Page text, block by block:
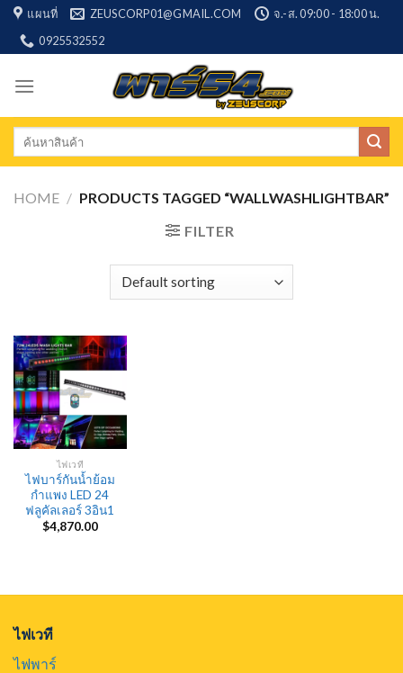
Skip
content
แผนที่ ZEUSCORP01@GMAIL.COM
จ.-ส. 09:00 - 18:00 น.
0925532552
Search
HOME / PRODUCTS TAGGED “WALLWASHLIGHTBAR”
FILTER
ไฟเวที
ไฟบาร์กันน้ำย้อม
กำแพง LED 24
ฟลูคัลเลอร์ 3อิน1
$4,870.00
ไฟเวที
ไฟพาร์